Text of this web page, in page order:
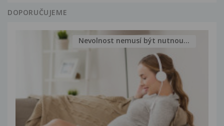
DOPORUČUJEME
Nevolnost nemusí být nutnou...